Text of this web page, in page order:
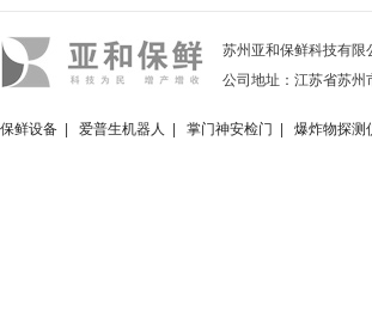
苏州亚和保鲜科技有
公司地址：江苏省苏
保鲜设备 爱普生机器人 掌门神安检门 爆炸物探测